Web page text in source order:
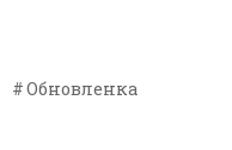
Обновленка